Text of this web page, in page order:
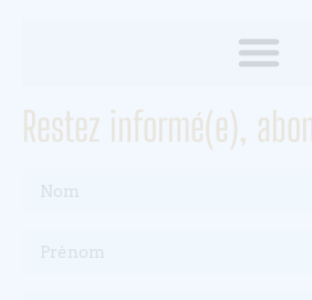
Restez informé(e),